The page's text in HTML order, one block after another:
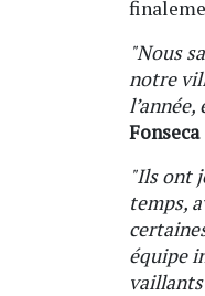
"Nous
notre
Fonseca
"Ils ont
temps,
équipe